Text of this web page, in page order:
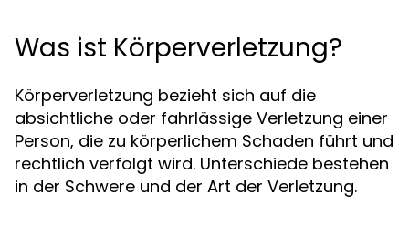
Was ist Körperverletzung?
Körperverletzung bezieht sich auf die
absichtliche oder fahrlässige Verletzung einer
Person, die zu körperlichem Schaden führt und
rechtlich verfolgt wird. Unterschiede bestehen
in der Schwere und der Art der Verletzung.